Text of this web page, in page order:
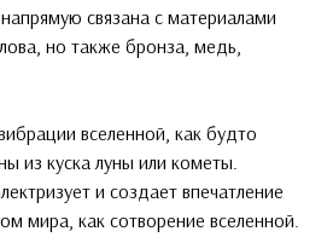
связана с материалами
но также бронза, медь,
вселенной, как будто
из куска луны или кометы.
и создает впечатление
мира, как сотворение вселенной.